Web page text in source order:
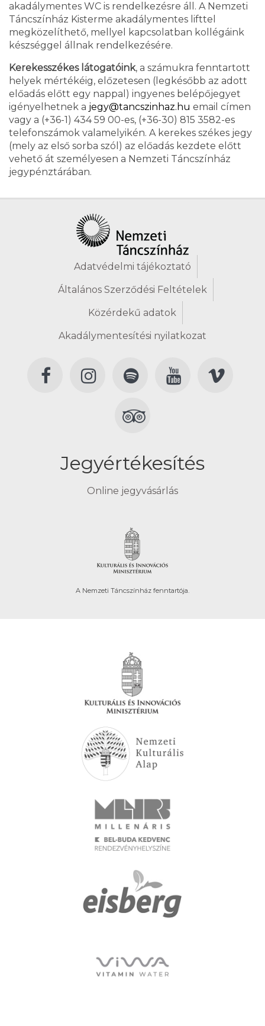
akadálymentes WC is rendelkezésre áll. A Nemzeti
Táncszínház Kisterme akadálymentes lifttel
megközelíthető, mellyel kapcsolatban kollégáink
készséggel állnak rendelkezésére.
Kerekesszékes látogatóink, a számukra fenntartott
helyek mértékéig, előzetesen (legkésőbb az adott
előadás előtt egy nappal) ingyenes belépőjegyet
igényelhetnek a jegy@tancszinhaz.hu email címen
vagy a (+36-1) 434 59 00-es, (+36-30) 815 3582-es
telefonszámok valamelyikén. A kerekes székes jegy
(mely az első sorba szól) az előadás kezdete előtt
vehető át személyesen a Nemzeti Táncszínház
jegypénztárában.
Adatvédelmi tájékoztató
Általános Szerződési Feltételek
Közérdekű adatok
Akadálymentesítési nyilatkozat
Jegyértékesítés
Online jegyvásárlás
A Nemzeti Táncszínház fenntartója.